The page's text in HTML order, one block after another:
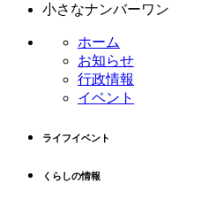
小さなナンバーワン
ホーム
お知らせ
行政情報
イベント
ライフイベント
くらしの情報